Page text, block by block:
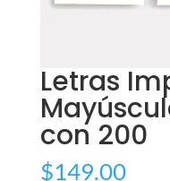
Letras
con 200
$149.00